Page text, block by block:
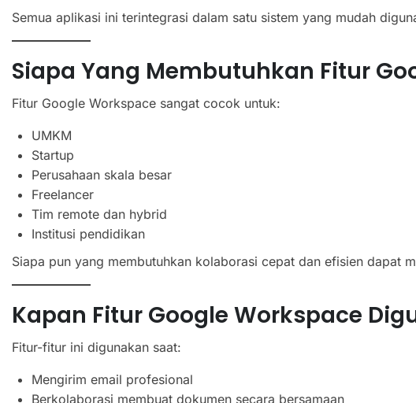
Semua aplikasi ini terintegrasi dalam satu sistem yang mudah
Siapa Yang Membutuhkan Fitur
Fitur Google Workspace sangat cocok untuk:
UMKM
Startup
Perusahaan skala besar
Freelancer
Tim remote dan hybrid
Institusi pendidikan
Siapa pun yang membutuhkan kolaborasi cepat dan efisien dapat
Kapan Fitur Google Workspace
Fitur-fitur ini digunakan saat:
Mengirim email profesional
Berkolaborasi membuat dokumen secara bersamaan